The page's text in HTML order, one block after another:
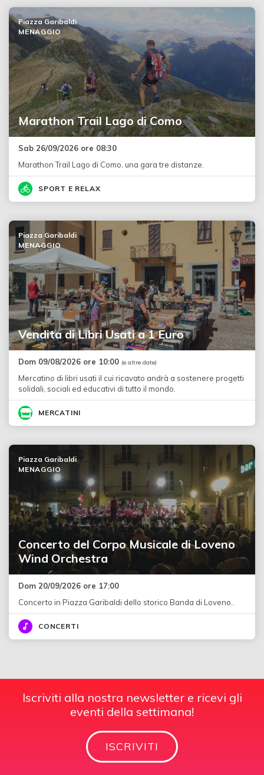
Marathon Trail Lago di Como
Piazza Garibaldi
MENAGGIO
Sab 26/09/2026 ore 08:30
Marathon Trail Lago di Como, una gara tre distanze.
SPORT E RELAX
Vendita di Libri Usati a 1 Euro
Piazza Garibaldi
MENAGGIO
Dom 09/08/2026 ore 10:00 (e altre date)
Mercatino di libri usati il cui ricavato andrà a sostenere progetti
solidali, sociali ed educativi di tutto il mondo.
MERCATINI
Concerto del Corpo Musicale di Loveno
Wind Orchestra
Piazza Garibaldi
MENAGGIO
Dom 20/09/2026 ore 17:00
Concerto in Piazza Garibaldi dello storico Banda di Loveno..
CONCERTI
Iscriviti alla nostra newsletter e ricevi gli
eventi della settimana!
ISCRIVITI